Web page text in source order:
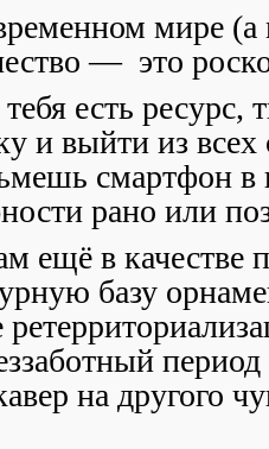
мире
— это
есть
и выйти из всех
смартфон в
рано или
ещё в качестве
базу
на другого